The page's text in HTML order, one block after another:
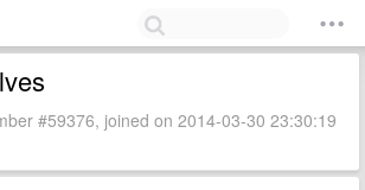
#59376, joined on 2014-03-30 23:30:19